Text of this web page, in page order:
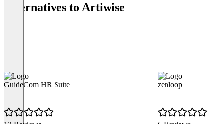
Alternatives to Artiwise
GuideCom HR Suite zenloop